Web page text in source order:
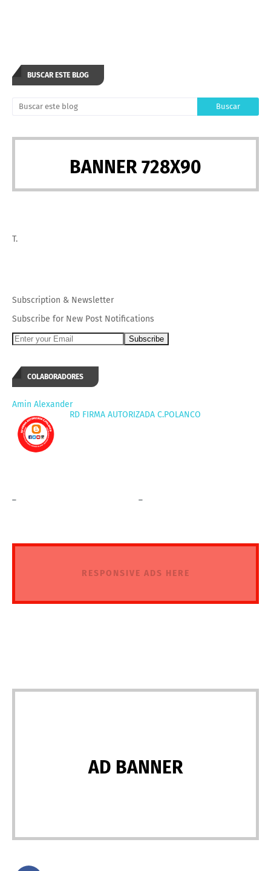
BUSCAR ESTE BLOG
BANNER 728X90
T.
Subscription & Newsletter
Subscribe for New Post Notifications
COLABORADORES
Amin Alexander
RD FIRMA AUTORIZADA C.POLANCO
RESPONSIVE ADS HERE
AD BANNER